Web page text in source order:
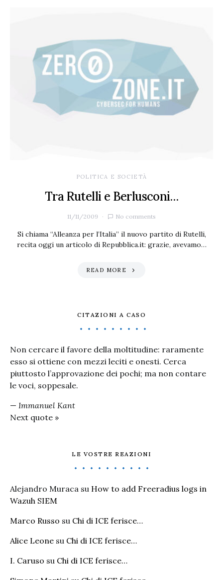
POLITICA E SOCIETÀ
Tra Rutelli e Berlusconi…
11/11/2009 No comments
Si chiama “Alleanza per l’Italia” il nuovo partito di Rutelli,
recita oggi un articolo di Repubblica.it: grazie, avevamo…
READ MORE
CITAZIONI A CASO
Non cercare il favore della moltitudine: raramente
esso si ottiene con mezzi leciti e onesti. Cerca
piuttosto l’approvazione dei pochi; ma non contare
le voci, soppesale.
— Immanuel Kant
Next quote »
LE VOSTRE REAZIONI
Alejandro Muraca su How to add Freeradius logs in
Wazuh SIEM
Marco Russo su Chi di ICE ferisce…
Alice Leone su Chi di ICE ferisce…
I. Caruso su Chi di ICE ferisce…